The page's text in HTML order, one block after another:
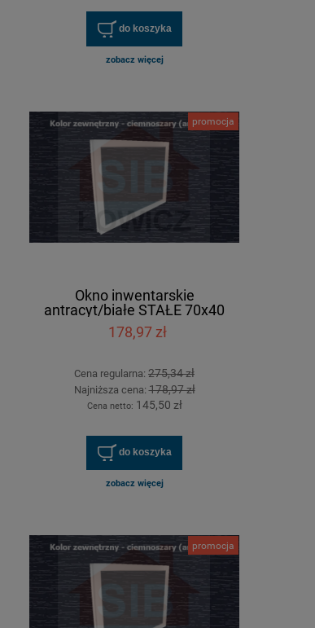
do koszyka
zobacz więcej
Okno inwentarskie
antracyt/białe STAŁE 70x40
[cm]
178,97 zł
Cena regularna: 275,34 zł
Najniższa cena:178,97 zł
Cena netto: 145,50 zł
do koszyka
zobacz więcej
promocja
promocja